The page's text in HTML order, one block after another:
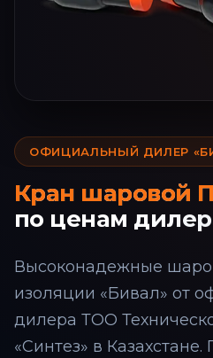
ОФИЦИАЛЬНЫЙ ДИЛЕР
Кран шаровой
по ценам
Высоконадежные
изоляции «Бивал» от
дилера ТОО
«Синтез» в